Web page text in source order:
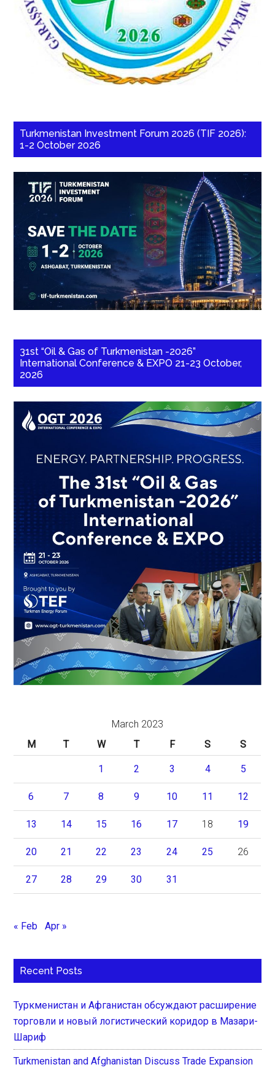
Turkmenistan Investment Forum 2026 (TIF 2026):
1-2 October 2026
31st “Oil & Gas of Turkmenistan -2026”
International Conference & EXPO 21-23 October,
2026
March 2023
M
T W T F S S
1 2 3 4 5
6 7 8 9 10 11 12
13 14 15 16 17 18 19
20 21 22 23 24 25 26
27 28 29 30 31
« Feb Apr »
Recent Posts
Туркменистан и Афганистан обсуждают расширение
торговли и новый логистический коридор в Мазари-
Шариф
Turkmenistan and Afghanistan Discuss Trade Expansion